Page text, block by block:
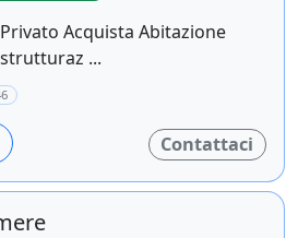
Acquista Abitazione
...
Contattaci